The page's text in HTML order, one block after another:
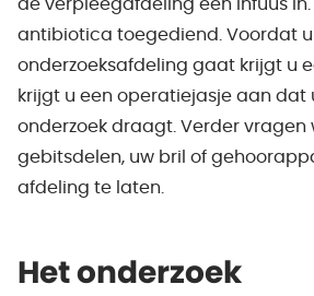
de verpleegafdeling een infuus
antibiotica toegediend. Voordat
onderzoeksafdeling gaat krijgt u
krijgt u een operatiejasje aan dat
onderzoek draagt. Verder vragen
gebitsdelen, uw bril of
afdeling te laten.
Het onderzoek